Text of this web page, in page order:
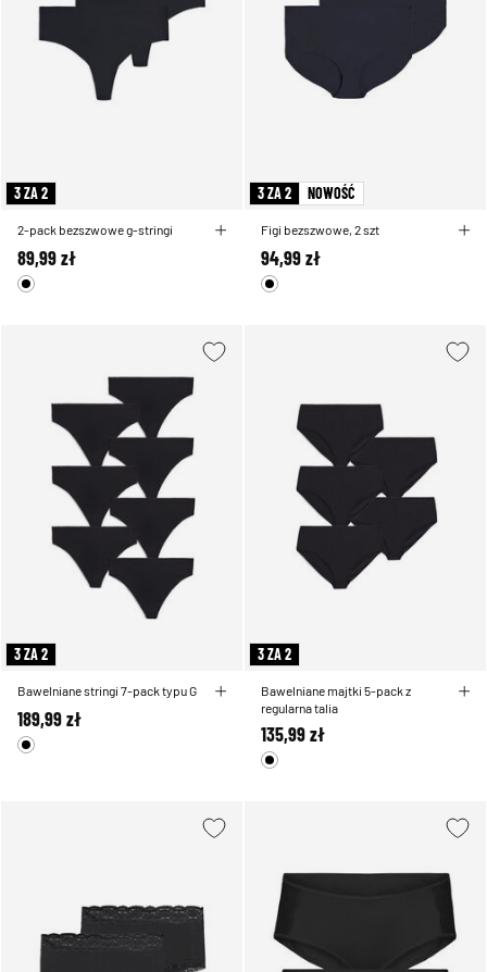
3 ZA 2
2-pack bezszwowe g-stringi
89,99 zł
3 ZA 2 NOWOŚĆ
Figi bezszwowe, 2 szt
94,99 zł
3 ZA 2
Bawelniane stringi 7-pack typu G
189,99 zł
3 ZA 2
Bawelniane majtki 5-pack z
regularna talia
135,99 zł